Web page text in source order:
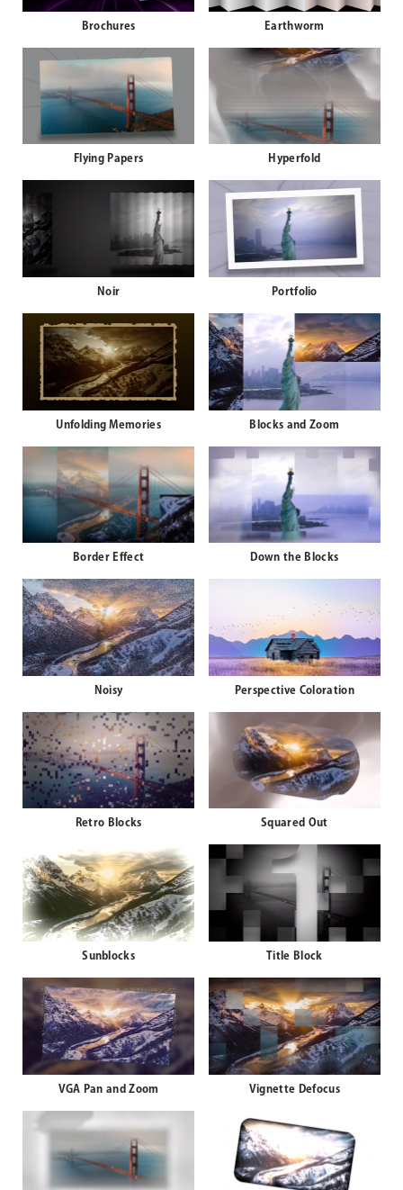
Brochures Earthworm
Flying Papers Hyperfold
Noir Portfolio
Unfolding Memories Blocks and Zoom
Border Effect Down the Blocks
Noisy Perspective Coloration
Retro Blocks Squared Out
Sunblocks Title Block
VGA Pan and Zoom Vignette Defocus